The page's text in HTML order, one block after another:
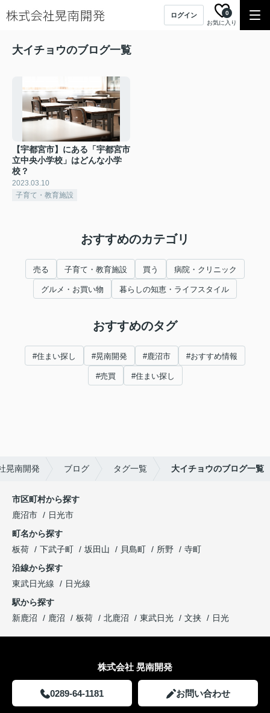
ログイン
お気に入り
0
大イチョウのブログ一覧
【宇都宮市】にある「宇都宮市
立中央小学校」はどんな小学
校？
2023.03.10
子育て・教育施設
おすすめのカテゴリ
売る 子育て・教育施設 買う 病院・クリニック
グルメ・お買い物 暮らしの知恵・ライフスタイル
おすすめのタグ
#住まい探し #晃南開発 #鹿沼市 #おすすめ情報
#売買 #住まい探し
晃南開発 ブログ タグ一覧 大イチョウのブログ一覧
市区町村から探す
鹿沼市
日光市
町名から探す
板荷
下武子町 坂田山 貝島町 所野
寺町
沿線から探す
東武日光線
日光線
駅から探す
新鹿沼
鹿沼 板荷 北鹿沼 東武日光 文挟 日光
株式会社 晃南開発
0289-64-1181 お問い合わせ